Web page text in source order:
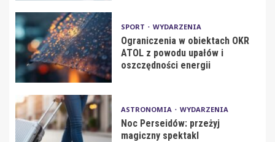
SPORT WYDARZENIA
Ograniczenia w obiektach OKR
ATOL z powodu upałów i
oszczędności energii
ASTRONOMIA WYDARZENIA
Noc Perseidów: przeżyj
magiczny spektakl